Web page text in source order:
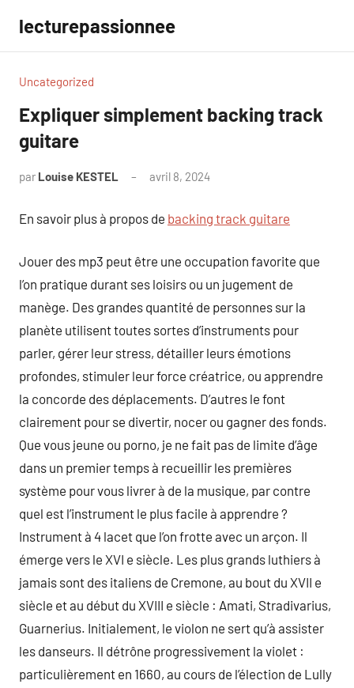
contenu
lecturepassionnee
Uncategorized
Expliquer simplement backing track
guitare
par Louise KESTEL avril 8, 2024
En savoir plus à propos de backing track guitare
Jouer des mp3 peut être une occupation favorite que
l’on pratique durant ses loisirs ou un jugement de
manège. Des grandes quantité de personnes sur la
planète utilisent toutes sortes d’instruments pour
parler, gérer leur stress, détailler leurs émotions
profondes, stimuler leur force créatrice, ou apprendre
la concorde des déplacements. D’autres le font
clairement pour se divertir, nocer ou gagner des fonds.
Que vous jeune ou porno, je ne fait pas de limite d’âge
dans un premier temps à recueillir les premières
système pour vous livrer à de la musique, par contre
quel est l’instrument le plus facile à apprendre ?
Instrument à 4 lacet que l’on frotte avec un arçon. Il
émerge vers le XVI e siècle. Les plus grands luthiers à
jamais sont des italiens de Cremone, au bout du XVII e
siècle et au début du XVIII e siècle : Amati, Stradivarius,
Guarnerius. Initialement, le violon ne sert qu’à assister
les danseurs. Il détrône progressivement la violet :
particulièrement en 1660, au cours de l’élection de Lully